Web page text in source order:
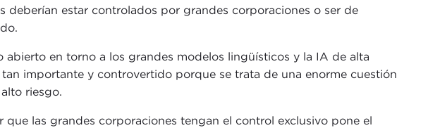
deberían estar controlados por grandes corporaciones o ser de
abierto en torno a los grandes modelos lingüísticos y la IA de alta
importante y controvertido porque se trata de una enorme cuestión
riesgo.
las grandes corporaciones tengan el control exclusivo pone el